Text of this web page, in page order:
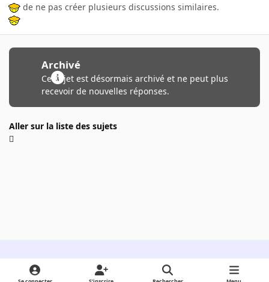
de ne pas créer plusieurs discussions similaires.
Archivé
Ce sujet est désormais archivé et ne peut plus
recevoir de nouvelles réponses.
Aller sur la liste des sujets
Light ModeDark ModeSystem Preference